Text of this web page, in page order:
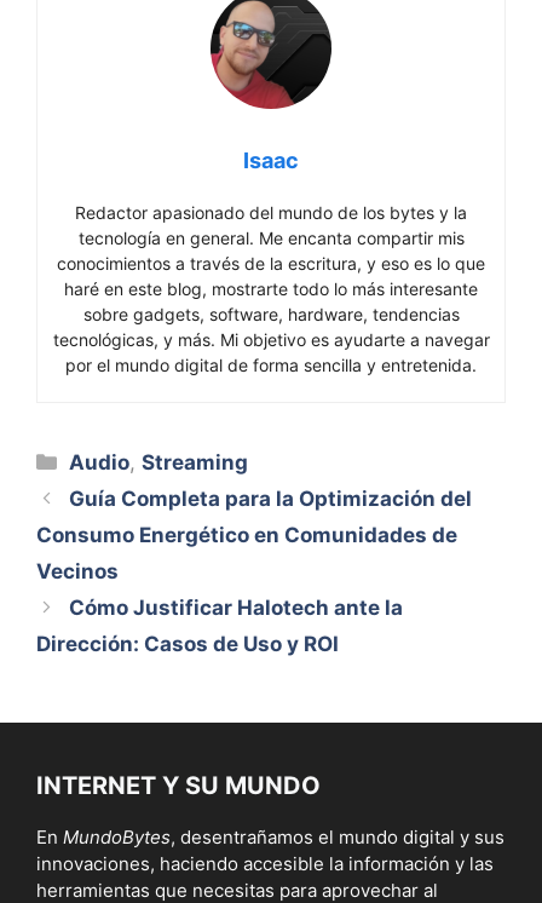
Isaac
Redactor apasionado del mundo de los bytes y la
tecnología en general. Me encanta compartir mis
conocimientos a través de la escritura, y eso es lo que
haré en este blog, mostrarte todo lo más interesante
sobre gadgets, software, hardware, tendencias
tecnológicas, y más. Mi objetivo es ayudarte a navegar
por el mundo digital de forma sencilla y entretenida.
Categorías
Audio,Streaming
Guía Completa para la Optimización del
Consumo Energético en Comunidades de
Vecinos
Cómo Justificar Halotech ante la
Dirección: Casos de Uso y ROI
INTERNET Y SU MUNDO
En MundoBytes, desentrañamos el mundo digital y sus
innovaciones, haciendo accesible la información y las
herramientas que necesitas para aprovechar al